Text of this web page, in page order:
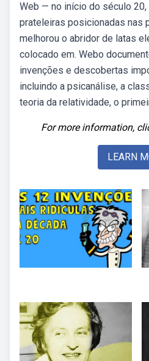
Web — no início do século 20,
prateleiras posicionadas nas
melhorou o abridor de latas
colocado em. Webo
invenções e descobertas
incluindo a psicanálise, a
teoria da relatividade, o
For more information,
LEARN